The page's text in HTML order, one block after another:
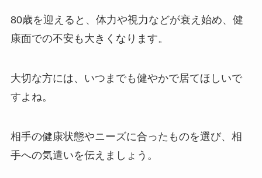
80歳を迎えると、体力や視力などが衰え始め、健
康面での不安も大きくなります。
大切な方には、いつまでも健やかで居てほしいで
すよね。
相手の健康状態やニーズに合ったものを選び、相
手への気遣いを伝えましょう。